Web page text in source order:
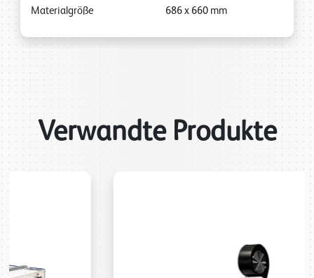
Materialgröße
686 x 660 mm
Verwandte Produkte